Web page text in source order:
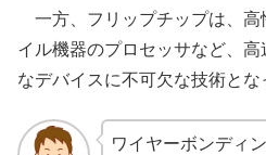
一方、フリップチップは、高
イル機器のプロセッサなど、
なデバイスに不可欠な技術とな
ワイヤーボンディ